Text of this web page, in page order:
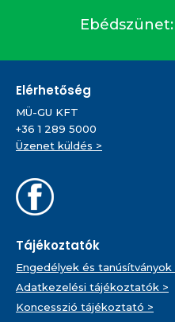
Elérhetőség
MÜ-GU KFT
+36 1 289 5000
Üzenet küldés >
Tájékoztatók
Engedélyek és tanúsítványok
Adatkezelési tájékoztatók >
Koncesszió tájékoztató >
Ebédszünet: